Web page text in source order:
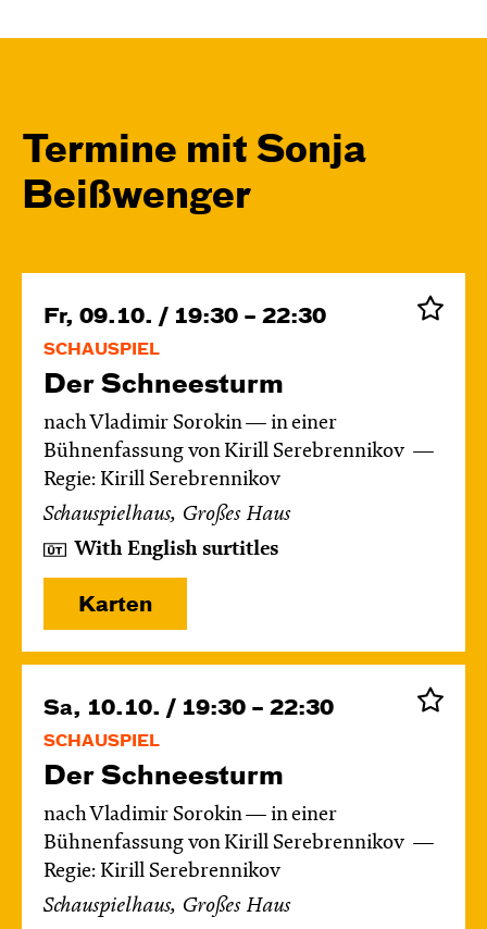
Termine mit Sonja
Beißwenger
Fr, 09.10. / 19:30 – 22:30
SCHAUSPIEL
Der Schnee­sturm
nach Vladimir Sorokin — in einer
Bühnenfassung von Kirill Serebrennikov
Regie: Kirill Serebrennikov
Schauspielhaus, Großes Haus
With English surtitles
Karten
Sa, 10.10. / 19:30 – 22:30
SCHAUSPIEL
Der Schnee­sturm
nach Vladimir Sorokin — in einer
Bühnenfassung von Kirill Serebrennikov
Regie: Kirill Serebrennikov
Schauspielhaus, Großes Haus